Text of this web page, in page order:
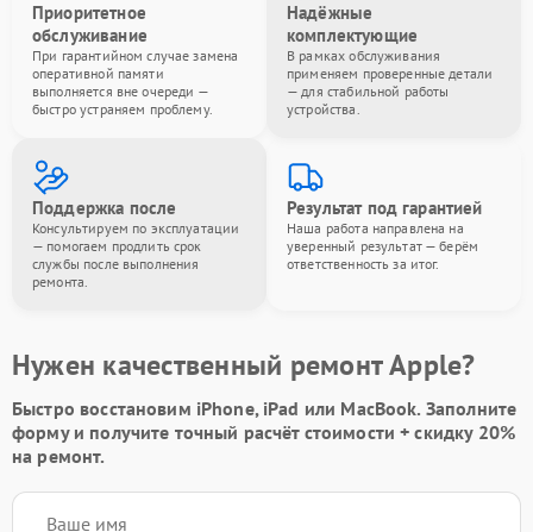
Приоритетное
обслуживание
При гарантийном случае замена
оперативной памяти
выполняется вне очереди —
быстро устраняем проблему.
Надёжные
комплектующие
В рамках обслуживания
применяем проверенные детали
— для стабильной работы
устройства.
Поддержка после
Консультируем по эксплуатации
— помогаем продлить срок
службы после выполнения
ремонта.
Результат под гарантией
Наша работа направлена на
уверенный результат — берём
ответственность за итог.
Нужен качественный ремонт Apple?
Быстро восстановим iPhone, iPad или MacBook. Заполните
формуи получите точный расчёт стоимости +скидку 20%
на ремонт.